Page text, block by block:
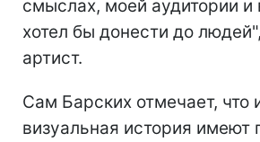
смыслах, моей аудитории и
хотел бы донести до
артист.
Сам Барских отмечает, что
визуальная история имеют